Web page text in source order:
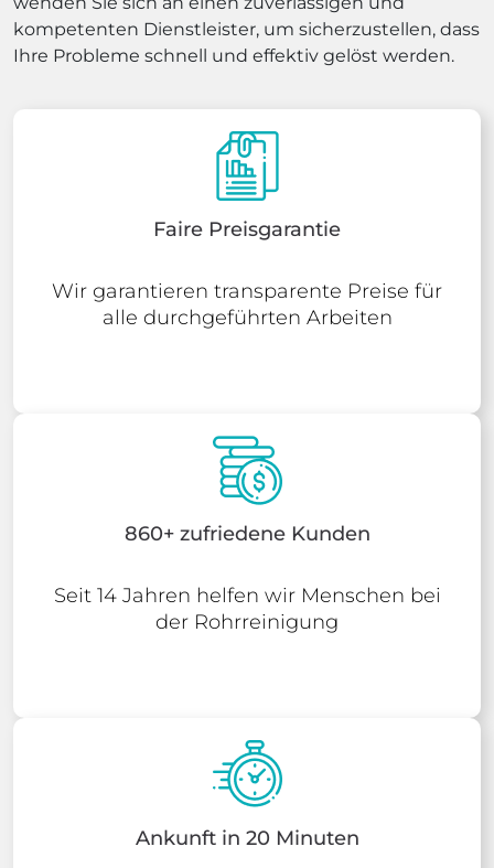
kompetenten Dienstleister, um sicherzustellen, dass
Ihre Probleme schnell und effektiv gelöst werden.
Faire Preisgarantie
Wir garantieren transparente Preise für
alle durchgeführten Arbeiten
860+ zufriedene Kunden
Seit 14 Jahren helfen wir Menschen bei
der Rohrreinigung
Ankunft in 20 Minuten